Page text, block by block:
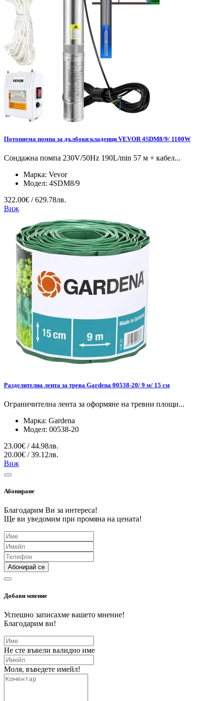
Потопяема помпа за дълбоки кладенци VEVOR 4SDM8/9/ 1100W
Сондажна помпа 230V/50Hz 190L/min 57 м + кабел...
Марка: Vevor
Модел: 4SDM8/9
322.00€ / 629.78лв.
Виж
Разделителна лента за трева Gardena 00538-20/ 9 м/ 15 см
Ограничителна лента за оформяне на тревни площи...
Марка: Gardena
Модел: 00538-20
23.00€ / 44.98лв.
20.00€ / 39.12лв.
Виж
Абониране
Благодарим Ви за интереса!
Ще ви уведомим при промяна на цената!
Абонирай се
Добави мнение
Успешно записахме вашето мнение!
Благодарим ви!
Не сте въвели валидно име
Моля, въведете имейл!